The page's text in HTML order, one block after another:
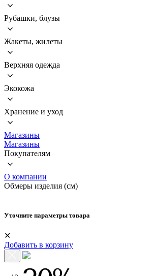
Рубашки, блузы
Жакеты, жилеты
Верхняя одежда
Экокожа
Хранение и уход
Магазины
Магазины
Покупателям
О компании
Обмеры изделия (см)
Уточните параметры товара
✕
Добавить в корзину